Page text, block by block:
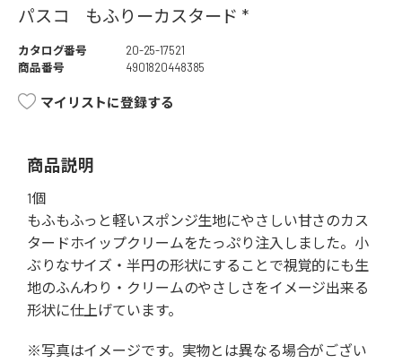
パスコ もふりーカスタード *
カタログ番号
20-25-17521
商品番号
4901820448385
マイリストに登録する
商品説明
1個
もふもふっと軽いスポンジ生地にやさしい甘さのカス
タードホイップクリームをたっぷり注入しました。小
ぶりなサイズ・半円の形状にすることで視覚的にも生
地のふんわり・クリームのやさしさをイメージ出来る
形状に仕上げています。
※写真はイメージです。実物とは異なる場合がござい